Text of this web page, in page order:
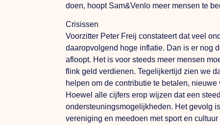
doen, hoopt Sam&Venlo meer mensen te
Crisissen
Voorzitter Peter Freij constateert dat veel
daaropvolgend hoge inflatie. Dan is er nog
afloopt. Het is voor steeds meer mensen
flink geld verdienen. Tegelijkertijd zien we
helpen om de contributie te betalen,
Hoewel alle cijfers erop wijzen dat een
ondersteuningsmogelijkheden. Hetgevolg
vereniging en meedoen met sport en